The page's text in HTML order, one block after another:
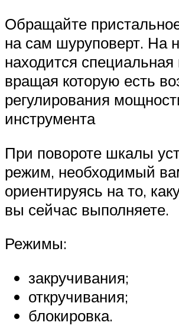
Обращайте
на сам шуруповерт. На
находится
вращая которую есть
регулирования
инструмента
При повороте шкалы
режим, необходимый
ориентируясь на то,
вы сейчас выполняете.
Режимы:
закручивания;
откручивания;
блокировка.